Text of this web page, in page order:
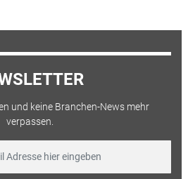
und keine Branchen-News mehr
verpassen.